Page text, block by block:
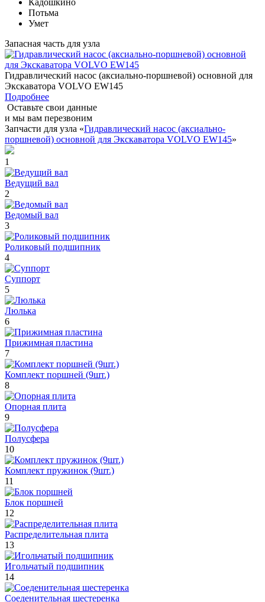
Потьма
Умет
Запасная часть для узла
Гидравлический насос (аксиально-поршневой) основной для
Экскаватора VOLVO EW145
Подробнее
Оставьте свои данные
и мы вам перезвоним
Запчасти для узла «Гидравлический насос (аксиально-
поршневой) основной для Экскаватора VOLVO EW145»
1
Ведущий вал
2
Ведомый вал
3
Роликовый подшипник
4
Суппорт
5
Люлька
6
Прижимная пластина
7
Комплект поршней (9шт.)
8
Опорная плита
9
Полусфера
10
Комплект пружинок (9шт.)
11
Блок поршней
12
Распределительная плита
13
Игольчатый подшипник
14
Соеденительная шестеренка